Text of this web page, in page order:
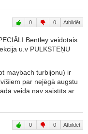
0 0 Atbildēt
Bentley veidotais
u.v PULKSTEŅU
maybach turbijonu) ir
par nejēgā augstu
veidā nav saistīts ar
0 0 Atbildēt